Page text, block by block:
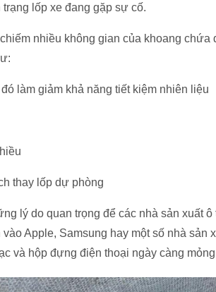
lốp xe đang gặp sự cố.
nhiều không gian của khoang chứa
làm giảm khả năng tiết kiệm nhiên liệu
thay lốp dự phòng
lý do quan trọng để các nhà sản xuất
Apple, Samsung hay một số nhà sản
và hộp đựng điện thoại ngày càng